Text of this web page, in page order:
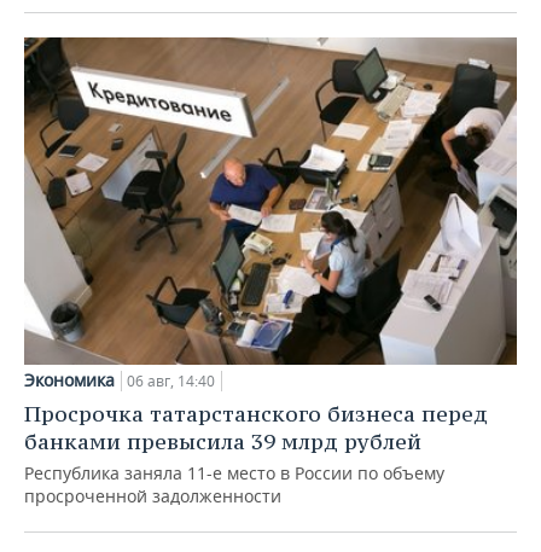
Экономика 06 авг, 14:40
Просрочка татарстанского бизнеса перед
банками превысила 39 млрд рублей
Республика заняла 11-е место в России по объему
просроченной задолженности